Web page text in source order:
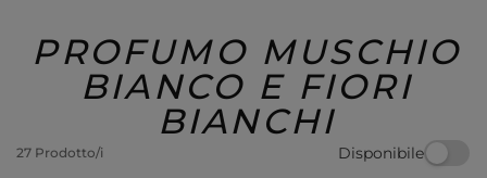
Regalo
PROFUMO MUSCHIO
BIANCO E FIORI
BIANCHI
27 Prodotto/i Disponibile